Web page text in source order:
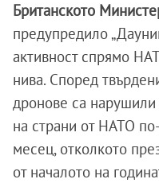
Британското
предупредило
активност спрямо
нива. Според
дронове са нарушили
на страни от НАТО
месец, отколкото
от началото на